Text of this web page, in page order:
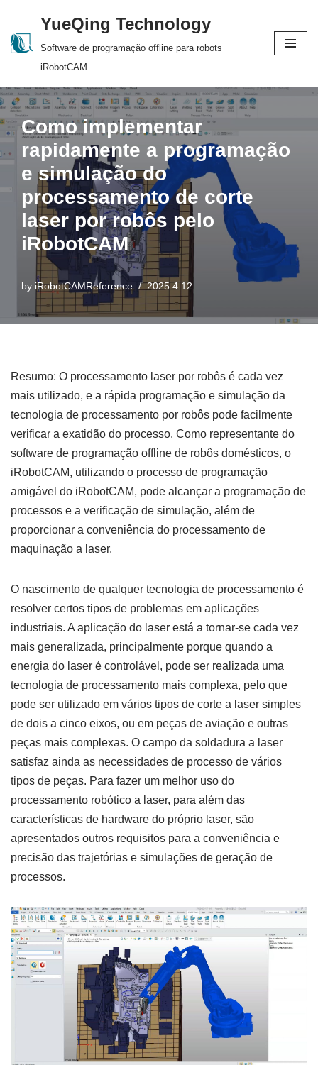
Skip
YueQing Technology
Software de programação offline para robots
iRobotCAM
Como implementar
rapidamente a programação
e simulação do
processamento de corte
laser por robôs pelo
iRobotCAM
by iRobotCAMReference 2025.4.12.
Resumo: O processamento laser por robôs é cada vez
mais utilizado, e a rápida programação e simulação da
tecnologia de processamento por robôs pode facilmente
verificar a exatidão do processo. Como representante do
software de programação offline de robôs domésticos, o
iRobotCAM, utilizando o processo de programação
amigável do iRobotCAM, pode alcançar a programação de
processos e a verificação de simulação, além de
proporcionar a conveniência do processamento de
maquinação a laser.
O nascimento de qualquer tecnologia de processamento é
resolver certos tipos de problemas em aplicações
industriais. A aplicação do laser está a tornar-se cada vez
mais generalizada, principalmente porque quando a
energia do laser é controlável, pode ser realizada uma
tecnologia de processamento mais complexa, pelo que
pode ser utilizado em vários tipos de corte a laser simples
de dois a cinco eixos, ou em peças de aviação e outras
peças mais complexas. O campo da soldadura a laser
satisfaz ainda as necessidades de processo de vários
tipos de peças. Para fazer um melhor uso do
processamento robótico a laser, para além das
características de hardware do próprio laser, são
apresentados outros requisitos para a conveniência e
precisão das trajetórias e simulações de geração de
processos.